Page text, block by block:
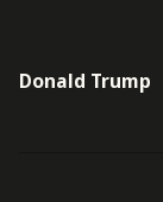
Donald Trump